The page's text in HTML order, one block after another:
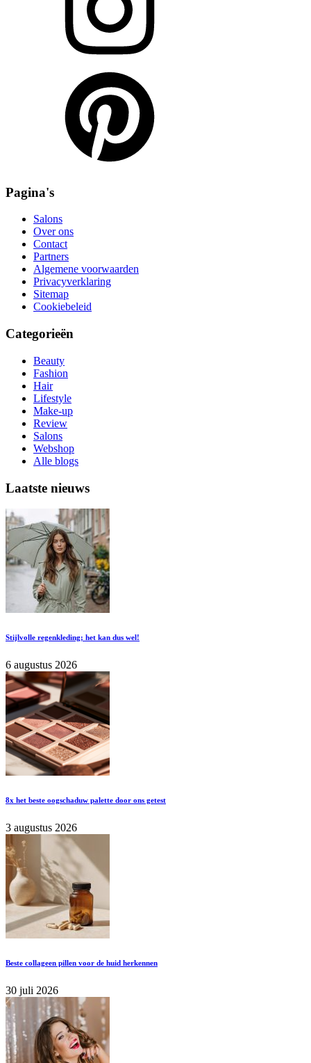
Pagina's
Salons
Over ons
Contact
Partners
Algemene voorwaarden
Privacyverklaring
Sitemap
Cookiebeleid
Categorieën
Beauty
Fashion
Hair
Lifestyle
Make-up
Review
Salons
Webshop
Alle blogs
Laatste nieuws
Stijlvolle regenkleding; het kan dus wel!
6 augustus 2026
8x het beste oogschaduw palette door ons getest
3 augustus 2026
Beste collageen pillen voor de huid herkennen
30 juli 2026